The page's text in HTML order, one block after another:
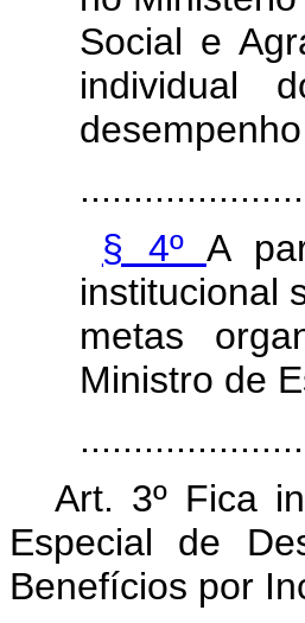
Social e
individual
§ 4º A
institucional
metas
Ministro de
Art. 3º Fica
Especial de
Benefícios por